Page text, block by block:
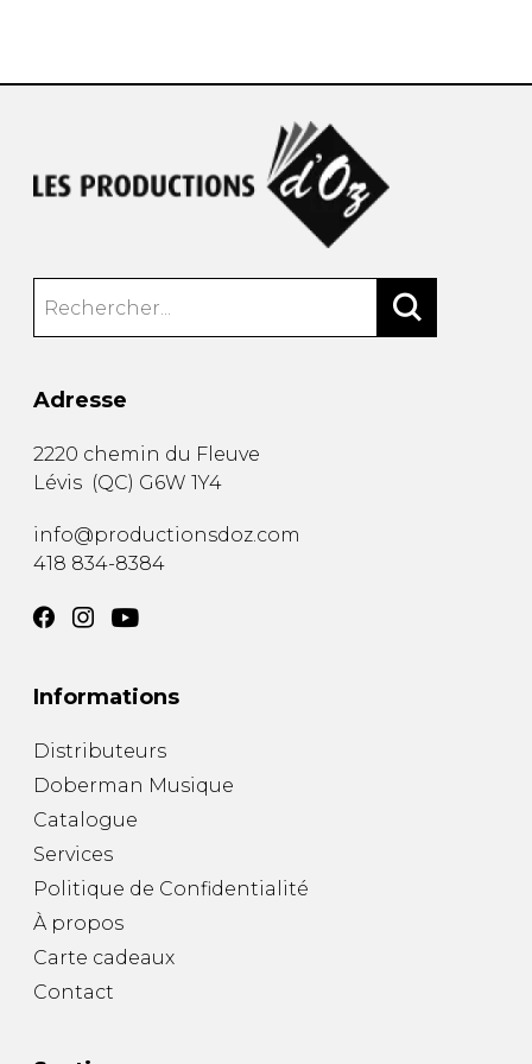
Adresse
2220 chemin du Fleuve
Lévis (QC) G6W 1Y4
info@productionsdoz.com
418 834-8384
Informations
Distributeurs
Doberman Musique
Catalogue
Services
Politique de Confidentialité
À propos
Carte cadeaux
Contact